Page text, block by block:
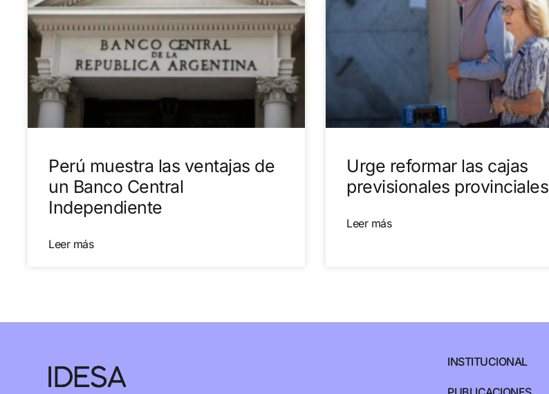
Perú muestra las ventajas de
un Banco Central
Independiente
Leer más
Urge reformar las cajas
previsionales provinciales
Leer más
INSTITUCIONAL